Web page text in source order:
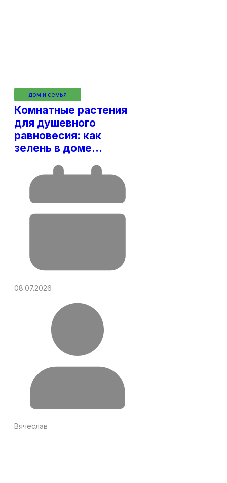
дом и семья
Комнатные растения
для душевного
равновесия: как
зелень в доме…
08.07.2026
Вячеслав